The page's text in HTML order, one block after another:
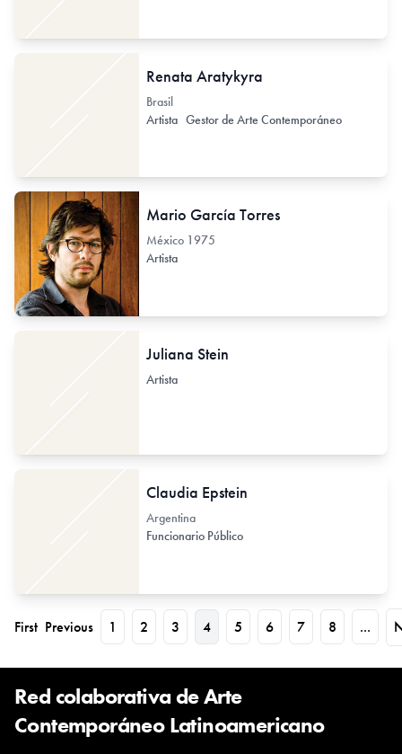
Renata Aratykyra
Brasil
Artista Gestor de Arte Contemporáneo
Mario García Torres
México 1975
Artista
Juliana Stein
Artista
Claudia Epstein
Argentina
Funcionario Público
First Previous 1 2 3 4 5 6 7 8 ...
Red colaborativa de Arte
Contemporáneo Latinoamericano